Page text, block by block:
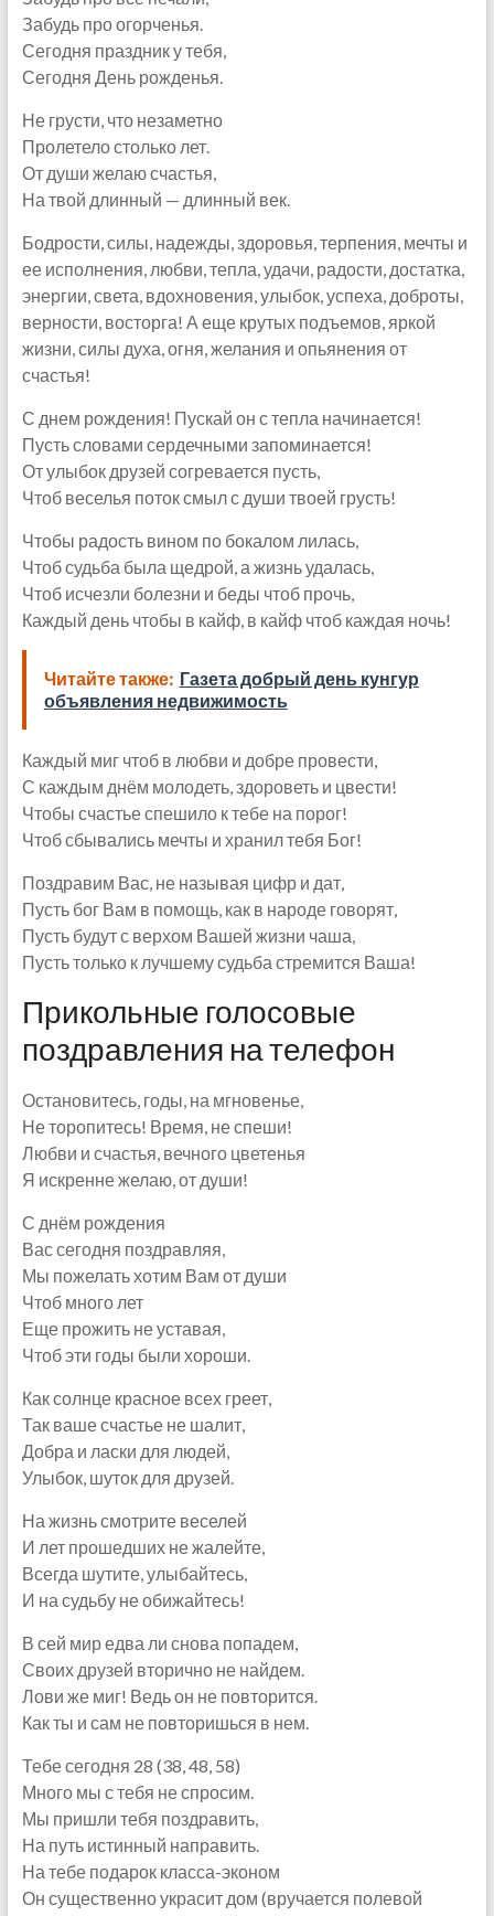
Забудь про огорченья.
Сегодня праздник у тебя,
Сегодня День рожденья.
Не грусти, что незаметно
Пролетело столько лет.
От души желаю счастья,
На твой длинный — длинный век.
Бодрости, силы, надежды, здоровья, терпения, мечты и
ее исполнения, любви, тепла, удачи, радости, достатка,
энергии, света, вдохновения, улыбок, успеха, доброты,
верности, восторга! А еще крутых подъемов, яркой
жизни, силы духа, огня, желания и опьянения от
счастья!
С днем рождения! Пускай он с тепла начинается!
Пусть словами сердечными запоминается!
От улыбок друзей согревается пусть,
Чтоб веселья поток смыл с души твоей грусть!
Чтобы радость вином по бокалом лилась,
Чтоб судьба была щедрой, а жизнь удалась,
Чтоб исчезли болезни и беды чтоб прочь,
Каждый день чтобы в кайф, в кайф чтоб каждая ночь!
Читайте также: Газета добрый день кунгур
объявления недвижимость
Каждый миг чтоб в любви и добре провести,
С каждым днём молодеть, здороветь и цвести!
Чтобы счастье спешило к тебе на порог!
Чтоб сбывались мечты и хранил тебя Бог!
Поздравим Вас, не называя цифр и дат,
Пусть бог Вам в помощь, как в народе говорят,
Пусть будут с верхом Вашей жизни чаша,
Пусть только к лучшему судьба стремится Ваша!
Прикольные голосовые
поздравления на телефон
Остановитесь, годы, на мгновенье,
Не торопитесь! Время, не спеши!
Любви и счастья, вечного цветенья
Я искренне желаю, от души!
С днём рождения
Вас сегодня поздравляя,
Мы пожелать хотим Вам от души
Чтоб много лет
Еще прожить не уставая,
Чтоб эти годы были хороши.
Как солнце красное всех греет,
Так ваше счастье не шалит,
Добра и ласки для людей,
Улыбок, шуток для друзей.
На жизнь смотрите веселей
И лет прошедших не жалейте,
Всегда шутите, улыбайтесь,
И на судьбу не обижайтесь!
В сей мир едва ли снова попадем,
Своих друзей вторично не найдем.
Лови же миг! Ведь он не повторится.
Как ты и сам не повторишься в нем.
Тебе сегодня 28 (38, 48, 58)
Много мы с тебя не спросим.
Мы пришли тебя поздравить,
На путь истинный направить.
На тебе подарок класса-эконом
Он существенно украсит дом (вручается полевой